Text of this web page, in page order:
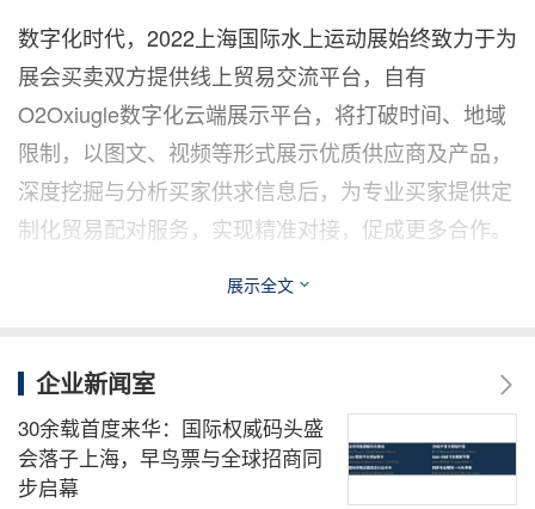
数字化时代，2022上海国际水上运动展始终致力于为
展会买卖双方提供线上贸易交流平台，自有
O2Oxiugle数字化云端展示平台，将打破时间、地域
限制，以图文、视频等形式展示优质供应商及产品，
深度挖掘与分析买家供求信息后，为专业买家提供定
制化贸易配对服务，实现精准对接，促成更多合作。
2022上海国际水上运动展，将深度融合文旅产业，催
资源，共生互补搭建平台，以全新面貌再次引领行业
发展新趋势。
2022上海国际水上运动展已全面启动招商工作，期待
展示全文
企业新闻室
30余载首度来华：国际权威码头盛
会落子上海，早鸟票与全球招商同
步启幕